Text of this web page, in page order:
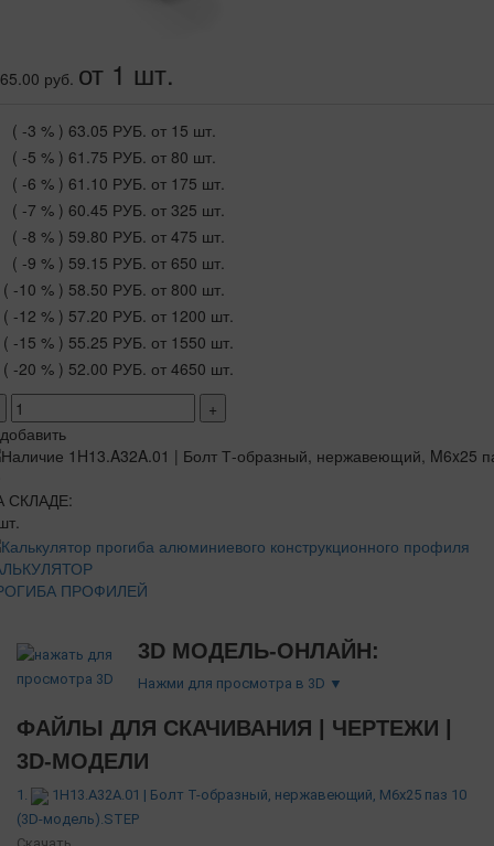
65.00 руб. от 1 шт.
( -3 % ) 63.05 РУБ. от 15 шт.
( -5 % ) 61.75 РУБ. от 80 шт.
( -6 % ) 61.10 РУБ. от 175 шт.
( -7 % ) 60.45 РУБ. от 325 шт.
( -8 % ) 59.80 РУБ. от 475 шт.
( -9 % ) 59.15 РУБ. от 650 шт.
( -10 % ) 58.50 РУБ. от 800 шт.
( -12 % ) 57.20 РУБ. от 1200 шт.
( -15 % ) 55.25 РУБ. от 1550 шт.
( -20 % ) 52.00 РУБ. от 4650 шт.
+
добавить
СКЛАДЕ:
ПРОФИЛЕЙ
3D МОДЕЛЬ-ОНЛАЙН:
Нажми для просмотра в 3D ▼
ФАЙЛЫ ДЛЯ СКАЧИВАНИЯ | ЧЕРТЕЖИ |
3D-МОДЕЛИ
1.
1H13.A32A.01 | Болт Т-образный, нержавеющий, M6x25 паз 10
(3D-модель).STEP